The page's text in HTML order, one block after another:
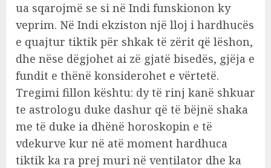
ua sqarojmë se si në Indi funskionon ky
veprim. Në Indi ekziston një lloj i hardhucës
e quajtur tiktik për shkak të zërit që lëshon,
dhe nëse dëgjohet ai zë gjatë bisedës, gjëja e
fundit e thënë konsiderohet e vërtetë.
Tregimi fillon kështu: dy të rinj kanë shkuar
te astrologu duke dashur që të bëjnë shaka
me të duke ia dhënë horoskopin e të
vdekurve kur në atë moment hardhuca
tiktik ka ra prej muri në ventilator dhe ka